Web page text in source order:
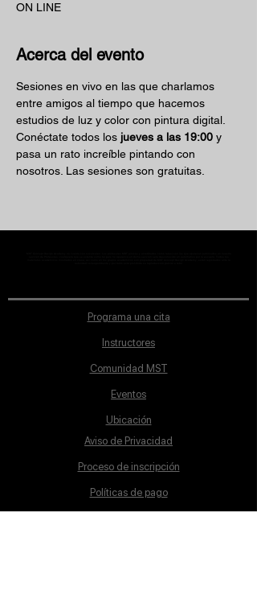
ON LINE
Acerca del evento
Sesiones en vivo en las que charlamos
entre amigos al tiempo que hacemos
estudios de luz y color con pintura digital.
Conéctate todos los jueves a las 19:00 y
pasa un rato increíble pintando con
nosotros. Las sesiones son gratuitas.
Programa una cita
Instructores
Comunidad MST
Eventos
Ubicación
Aviso de Privacidad
Proceso de inscripción
Políticas de pago